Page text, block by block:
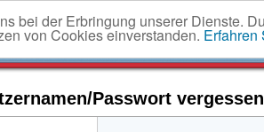
bei der Erbringung unserer Dienste.
von Cookies einverstanden. Erfahren
Passwort